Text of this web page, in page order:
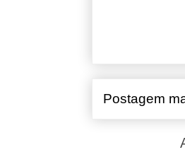
Postagem